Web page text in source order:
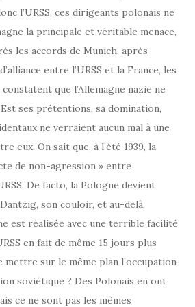
l’URSS, ces dirigeants polonais ne
la principale et véritable menace,
les accords de Munich, après
entre l’URSS et la France, les
que l’Allemagne nazie ne
ses prétentions, sa domination,
ne verraient aucun mal à une
eux. On sait que, à l’été 1939, la
de non-agression » entre
De facto, la Pologne devient
son couloir, et au-delà.
est réalisée avec une terrible facilité
en fait de même 15 jours plus
sur le même plan l’occupation
soviétique ? Des Polonais en ont
ce ne sont pas les mêmes